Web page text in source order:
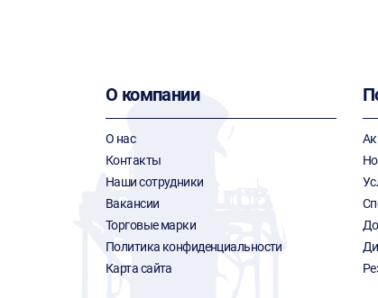
О компании
О нас
Контакты
Наши сотрудники
Вакансии
Торговые марки
Политика конфиденциальности
Карта сайта